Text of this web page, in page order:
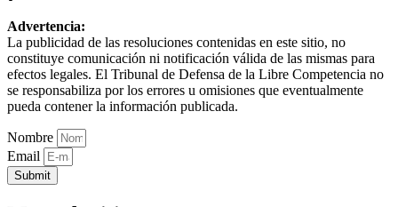
Advertencia:
La publicidad de las resoluciones contenidas en este sitio, no
constituye comunicación ni notificación válida de las mismas para
efectos legales. El Tribunal de Defensa de la Libre Competencia no
se responsabiliza por los errores u omisiones que eventualmente
pueda contener la información publicada.
Nombre
Email
Submit